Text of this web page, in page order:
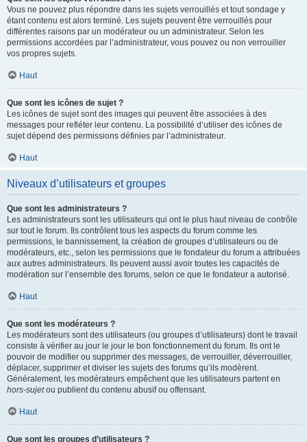
Vous ne pouvez plus répondre dans les sujets verrouillés et tout sondage y
étant contenu est alors terminé. Les sujets peuvent être verrouillés pour
différentes raisons par un modérateur ou un administrateur. Selon les
permissions accordées par l’administrateur, vous pouvez ou non verrouiller
vos propres sujets.
Haut
Que sont les icônes de sujet ?
Les icônes de sujet sont des images qui peuvent être associées à des
messages pour refléter leur contenu. La possibilité d’utiliser des icônes de
sujet dépend des permissions définies par l’administrateur.
Haut
Niveaux d’utilisateurs et groupes
Que sont les administrateurs ?
Les administrateurs sont les utilisateurs qui ont le plus haut niveau de contrôle
sur tout le forum. Ils contrôlent tous les aspects du forum comme les
permissions, le bannissement, la création de groupes d’utilisateurs ou de
modérateurs, etc., selon les permissions que le fondateur du forum a attribuées
aux autres administrateurs. Ils peuvent aussi avoir toutes les capacités de
modération sur l’ensemble des forums, selon ce que le fondateur a autorisé.
Haut
Que sont les modérateurs ?
Les modérateurs sont des utilisateurs (ou groupes d’utilisateurs) dont le travail
consiste à vérifier au jour le jour le bon fonctionnement du forum. Ils ont le
pouvoir de modifier ou supprimer des messages, de verrouiller, déverrouiller,
déplacer, supprimer et diviser les sujets des forums qu’ils modèrent.
Généralement, les modérateurs empêchent que les utilisateurs partent en
hors-sujetou publient du contenu abusif ou offensant.
Haut
Que sont les groupes d’utilisateurs ?